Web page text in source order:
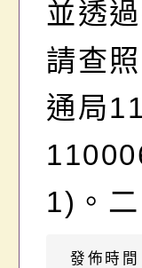
並透
請查
通局
1)。二
發佈時